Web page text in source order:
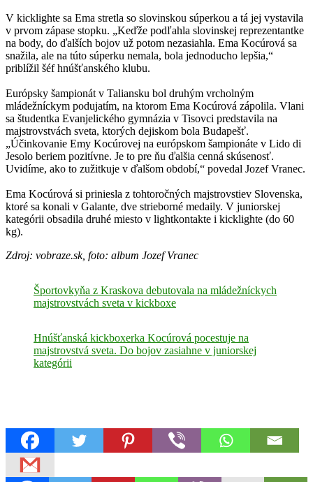
V kicklighte sa Ema stretla so slovinskou súperkou a tá jej vystavila
v prvom zápase stopku. „Keďže podľahla slovinskej reprezentantke
na body, do ďalších bojov už potom nezasiahla. Ema Kocúrová sa
snažila, ale na túto súperku nemala, bola jednoducho lepšia,“
priblížil šéf hnúšťanského klubu.
Európsky šampionát v Taliansku bol druhým vrcholným
mládežníckym podujatím, na ktorom Ema Kocúrová zápolila. Vlani
sa študentka Evanjelického gymnázia v Tisovci predstavila na
majstrovstvách sveta, ktorých dejiskom bola Budapešť.
„Účinkovanie Emy Kocúrovej na európskom šampionáte v Lido di
Jesolo beriem pozitívne. Je to pre ňu ďalšia cenná skúsenosť.
Uvidíme, ako to zužitkuje v ďalšom období,“ povedal Jozef Vranec.
Ema Kocúrová si priniesla z tohtoročných majstrovstiev Slovenska,
ktoré sa konali v Galante, dve strieborné medaily. V juniorskej
kategórii obsadila druhé miesto v lightkontakte i kicklighte (do 60
kg).
Zdroj: vobraze.sk, foto: album Jozef Vranec
Športovkyňa z Kraskova debutovala na mládežníckych
majstrovstvách sveta v kickboxe
Hnúšťanská kickboxerka Kocúrová pocestuje na
majstrovstvá sveta. Do bojov zasiahne v juniorskej
kategórii